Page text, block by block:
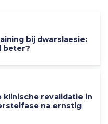
bij dwarslaesie:
beter?
klinische revalidatie in
na ernstig